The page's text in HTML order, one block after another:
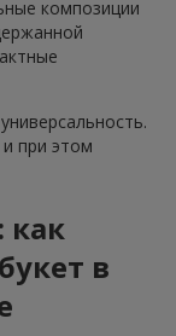
композиции
при этом
как
в